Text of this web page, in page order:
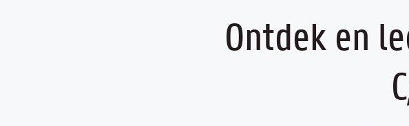
Ontdek en